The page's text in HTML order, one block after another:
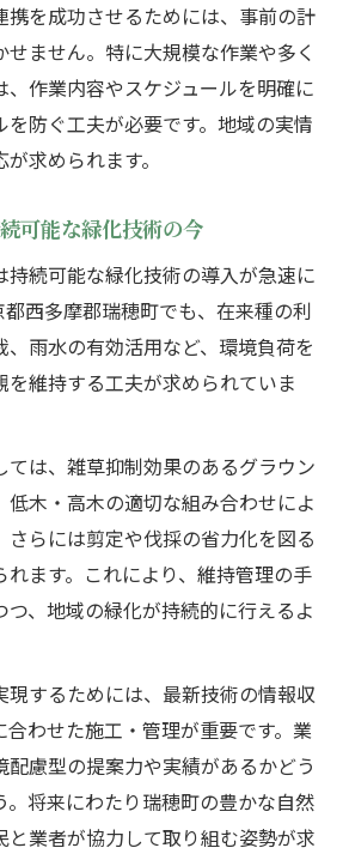
携を成功させるためには、事前の計
ません。特に大規模な作業や多く
、作業内容やスケジュールを明確に
を防ぐ工夫が必要です。地域の実情
求められます。
可能な緑化技術の今
持続可能な緑化技術の導入が急速に
西多摩郡瑞穂町でも、在来種の利
、雨水の有効活用など、環境負荷を
維持する工夫が求められていま
ては、雑草抑制効果のあるグラウン
低木・高木の適切な組み合わせによ
さらには剪定や伐採の省力化を図る
ます。これにより、維持管理の手
つ、地域の緑化が持続的に行えるよ
現するためには、最新技術の情報収
わせた施工・管理が重要です。業
慮型の提案力や実績があるかどう
。将来にわたり瑞穂町の豊かな自然
と業者が協力して取り組む姿勢が求